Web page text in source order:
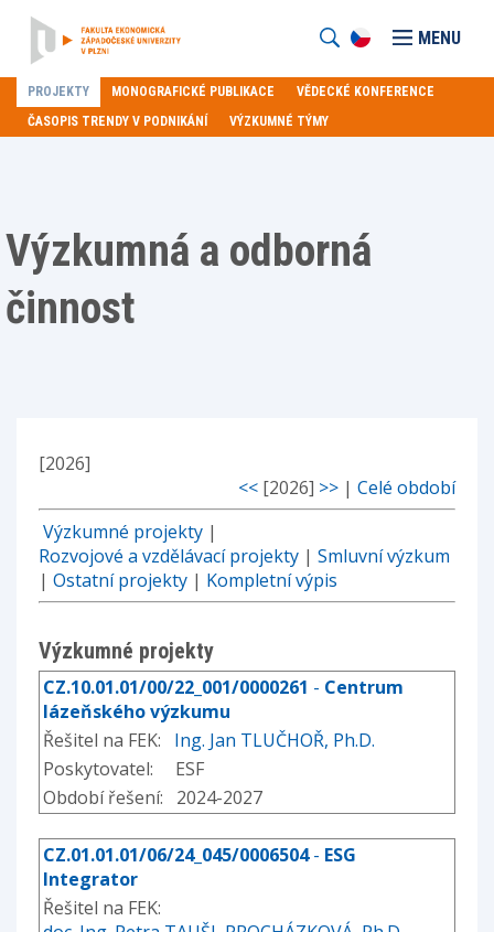
MENU
PROJEKTY MONOGRAFICKÉ PUBLIKACE
VĚDECKÉ KONFERENCE
ČASOPIS TRENDY V PODNIKÁNÍ
VÝZKUMNÉ TÝMY
Výzkumná a odborná
činnost
[2026]
<< [2026] >> | Celé období
Výzkumné projekty |
Rozvojové a vzdělávací projekty | Smluvní výzkum
| Ostatní projekty | Kompletní výpis
Výzkumné projekty
CZ.10.01.01/00/22_001/0000261 - Centrum
lázeňského výzkumu
Řešitel na FEK: Ing. Jan TLUČHOŘ, Ph.D.
Poskytovatel: ESF
Období řešení: 2024-2027
CZ.01.01.01/06/24_045/0006504- ESG
Integrator
Řešitel na FEK: